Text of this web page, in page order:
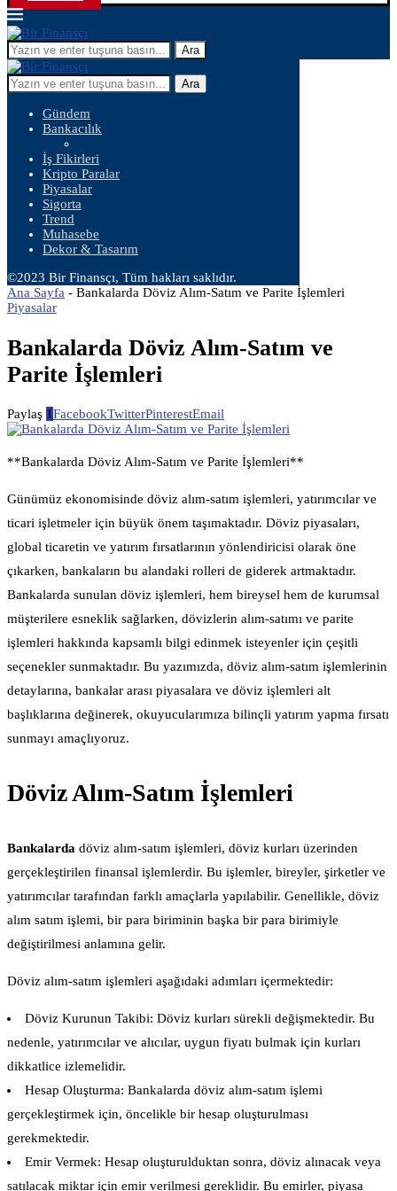
Ara
Ara
Gündem
Bankacılık
İş Fikirleri
Kripto Paralar
Piyasalar
Sigorta
Trend
Muhasebe
Dekor & Tasarım
©2023 Bir Finansçı, Tüm hakları saklıdır.
Ana Sayfa - Bankalarda Döviz Alım-Satım ve Parite İşlemleri
Piyasalar
Bankalarda Döviz Alım-Satım ve
Parite İşlemleri
Paylaş 1FacebookTwitterPinterestEmail
**Bankalarda Döviz Alım-Satım ve Parite İşlemleri**
Günümüz ekonomisinde döviz alım-satım işlemleri, yatırımcılar ve
ticari işletmeler için büyük önem taşımaktadır. Döviz piyasaları,
global ticaretin ve yatırım fırsatlarının yönlendiricisi olarak öne
çıkarken, bankaların bu alandaki rolleri de giderek artmaktadır.
Bankalarda sunulan döviz işlemleri, hem bireysel hem de kurumsal
müşterilere esneklik sağlarken, dövizlerin alım-satımı ve parite
işlemleri hakkında kapsamlı bilgi edinmek isteyenler için çeşitli
seçenekler sunmaktadır. Bu yazımızda, döviz alım-satım işlemlerinin
detaylarına, bankalar arası piyasalara ve döviz işlemleri alt
başlıklarına değinerek, okuyucularımıza bilinçli yatırım yapma fırsatı
sunmayı amaçlıyoruz.
Döviz Alım-Satım İşlemleri
Bankalarda döviz alım-satım işlemleri, döviz kurları üzerinden
gerçekleştirilen finansal işlemlerdir. Bu işlemler, bireyler, şirketler ve
yatırımcılar tarafından farklı amaçlarla yapılabilir. Genellikle, döviz
alım satım işlemi, bir para biriminin başka bir para birimiyle
değiştirilmesi anlamına gelir.
Döviz alım-satım işlemleri aşağıdaki adımları içermektedir:
Döviz Kurunun Takibi: Döviz kurları sürekli değişmektedir. Bu
nedenle, yatırımcılar ve alıcılar, uygun fiyatı bulmak için kurları
dikkatlice izlemelidir.
Hesap Oluşturma: Bankalarda döviz alım-satım işlemi
gerçekleştirmek için, öncelikle bir hesap oluşturulması
gerekmektedir.
Emir Vermek: Hesap oluşturulduktan sonra, döviz alınacak veya
satılacak miktar için emir verilmesi gereklidir. Bu emirler, piyasa